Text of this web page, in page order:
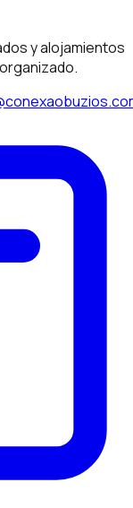
y alojamientos